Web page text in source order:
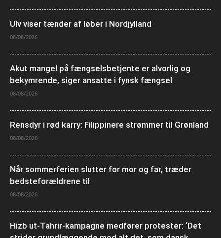
Ulv viser tænder af løber i Nordjylland
08/08/2026
Akut mangel på fængselsbetjente er alvorlig og
bekymrende, siger ansatte i fynsk fængsel
08/08/2026
Rensdyr i rød karry: Filippinere strømmer til Grønland
08/08/2026
Når sommerferien slutter for mor og far, træder
bedsteforældrene til
08/08/2026
Hizb ut-Tahrir-kampagne medfører protester: ‘Det